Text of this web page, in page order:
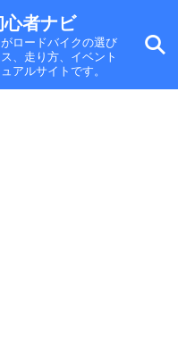
心者ナビ
ロードバイクの選び
、走り方、イベント
アルサイトです。